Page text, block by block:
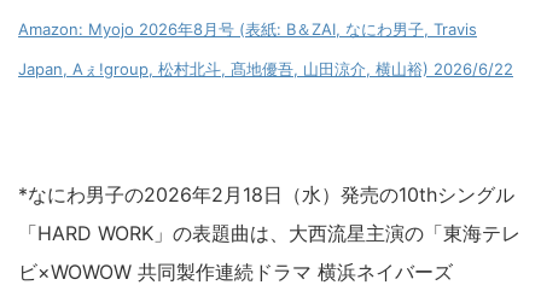
Amazon: Myojo 2026年8月号 (表紙: B＆ZAI, なにわ男子, Travis
Japan, Aぇ!group, 松村北斗, 髙地優吾, 山田涼介, 横山裕) 2026/6/22
*なにわ男子の2026年2月18日（水）発売の10thシングル
「HARD WORK」の表題曲は、大西流星主演の「東海テレ
ビ×WOWOW 共同製作連続ドラマ 横浜ネイバーズ